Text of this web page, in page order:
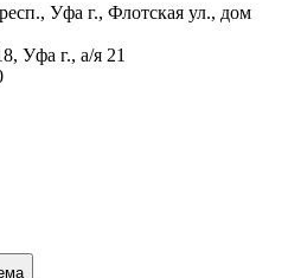
Уфа г., Флотская ул., дом
Уфа г., а/я 21